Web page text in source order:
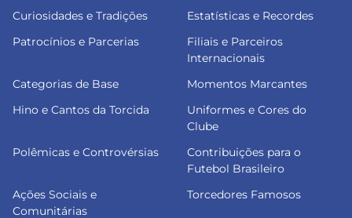
Curiosidades e Tradições
Estatísticas e Recordes
Patrocínios e Parcerias
Filiais e Parceiros
Internacionais
Categorias de Base
Momentos Marcantes
Hino e Cantos da Torcida
Uniformes e Cores do
Clube
Polêmicas e Controvérsias
Contribuições para o
Futebol Brasileiro
Ações Sociais e
Comunitárias
Torcedores Famosos